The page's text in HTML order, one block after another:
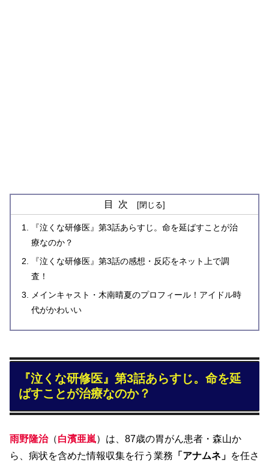
目次
『泣くな研修医』第3話あらすじ。命を延ばすことが治
療なのか？
『泣くな研修医』第3話の感想・反応をネット上で調
査！
メインキャスト・木南晴夏のプロフィール！アイドル時
代がかわいい
『泣くな研修医』第3話あらすじ。命を延
ばすことが治療なのか？
雨野隆治（白濱亜嵐）は、87歳の胃がん患者・森山か
ら、病状を含めた情報収集を行う業務 「アナムネ」 を任さ